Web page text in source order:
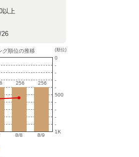
以上
26
グ順位の推移
256
256 256
256
8/8 8/9
(順位)
0
-
-
-
-
500
-
-
-
-
1K